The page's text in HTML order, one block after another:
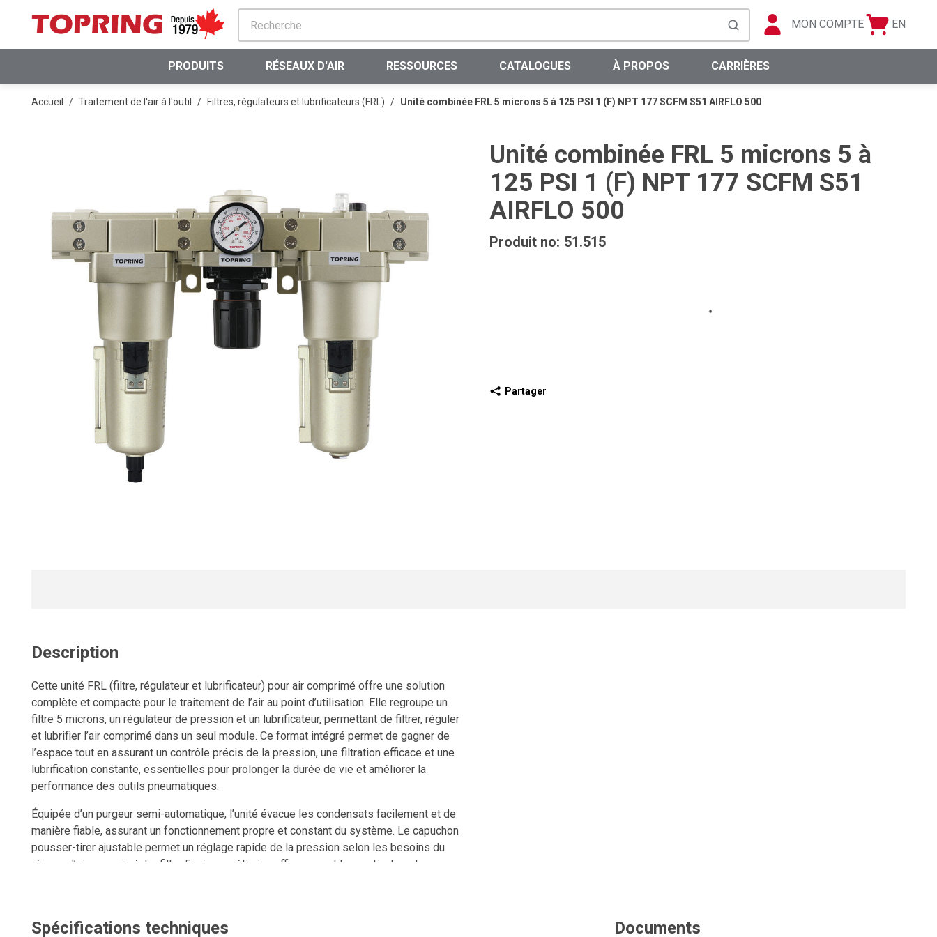
PASSER AU CONTENU PRINCIPAL
soumettre la recherche
MON COMPTE
Panier
Langue
EN
PRODUITS RÉSEAUX D'AIR RESSOURCES CATALOGUES À PROPOS CARRIÈRES
Accueil / Traitement de l'air à l'outil / Filtres, régulateurs et lubrificateurs (FRL) / Unité combinée FRL 5 microns 5 à 125 PSI 1 (F) NPT 177 SCFM S51 AIRFLO 500
Unité combinée FRL 5 microns 5 à
125 PSI 1 (F) NPT 177 SCFM S51
AIRFLO 500
Produit no: 51.515
Partager
Description
Cette unité FRL (filtre, régulateur et lubrificateur) pour air comprimé offre une solution
complète et compacte pour le traitement de l’air au point d’utilisation. Elle regroupe un
filtre 5 microns, un régulateur de pression et un lubrificateur, permettant de filtrer, réguler
et lubrifier l’air comprimé dans un seul module. Ce format intégré permet de gagner de
l’espace tout en assurant un contrôle précis de la pression, une filtration efficace et une
lubrification constante, essentielles pour prolonger la durée de vie et améliorer la
performance des outils pneumatiques.
Équipée d’un purgeur semi-automatique, l’unité évacue les condensats facilement et de
manière fiable, assurant un fonctionnement propre et constant du système. Le capuchon
pousser-tirer ajustable permet un réglage rapide de la pression selon les besoins du
réseau d’air comprimé. Le filtre 5 microns élimine efficacement les particules et
Un manomètre est inclus pour un suivi visuel immédiat de la pression.
Spécifications techniques Documents